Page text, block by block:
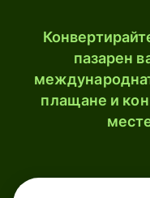
пазарен
плащане и